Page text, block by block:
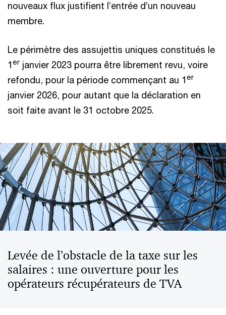
nouveaux flux justifient l’entrée d’un nouveau
membre.
Le périmètre des assujettis uniques constitués le
1er janvier 2023 pourra être librement revu, voire
refondu, pour la période commençant au 1er
janvier 2026, pour autant que la déclaration en
soit faite avant le 31 octobre 2025.
Levée de l’obstacle de la taxe sur les
salaires : une ouverture pour les
opérateurs récupérateurs de TVA